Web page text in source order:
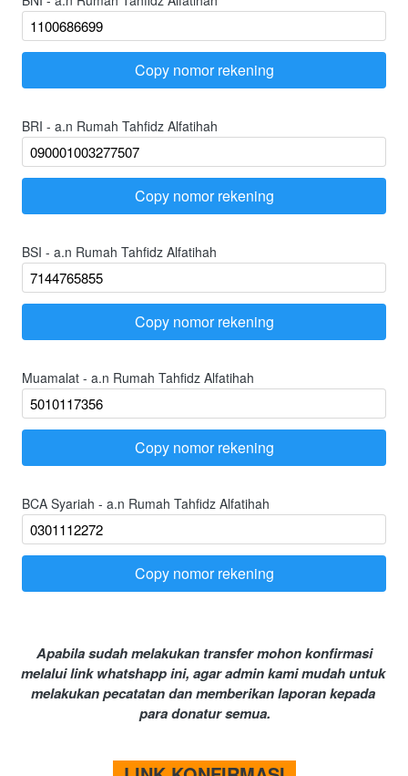
`
Copy nomor rekening
BRI - a.n Rumah Tahfidz Alfatihah
`
Copy nomor rekening
BSI - a.n Rumah Tahfidz Alfatihah
`
Copy nomor rekening
Muamalat - a.n Rumah Tahfidz Alfatihah
`
Copy nomor rekening
BCA Syariah - a.n Rumah Tahfidz Alfatihah
`
Copy nomor rekening
Apabila sudah melakukan transfer mohon konfirmasi
melalui link whatshapp ini, agar admin kami mudah untuk
melakukan pecatatan dan memberikan laporan kepada
para donatur semua.